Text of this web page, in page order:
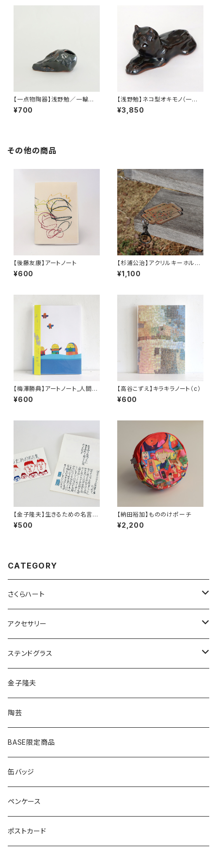
【一点物陶器】浅野勉／一輪挿し
（横シルエット）
¥700
【浅野勉】ネコ型オキモノ（一点
物陶器）
¥3,850
その他の商品
【後藤友康】アートノート
¥600
【杉浦公治】アクリルキーホルダ
ー
¥1,100
【梅澤勝典】アートノート_人間カ
マキリ(a)
¥600
【高谷こずえ】キラキラノート（c）
¥600
【金子隆夫】生きるための名言
集。
¥500
【納田裕加】もののけポーチ
¥2,200
CATEGORY
さくらハート
ペンダント
ゴールド
シルバー
ピアス
ゴールド
シルバー
アクセサリー
ネックレス
ピアス
イヤリング
ヘアゴム
ポニーフック
ブローチ
ステンドグラス
アクセサリー
イヤリング
ピアス
雑貨・小物
金子隆夫
陶芸
BASE限定商品
缶バッジ
ペンケース
ポストカード